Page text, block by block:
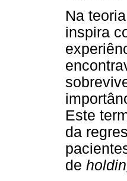
Na
inspira
Este
da
de